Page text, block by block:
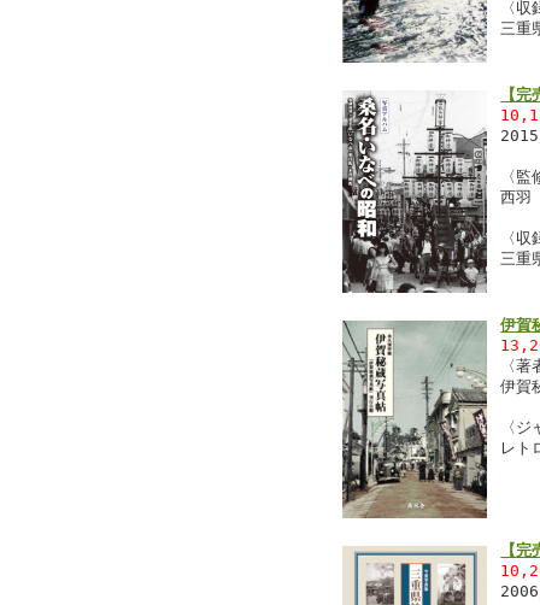
〈
三重
【
〈監
西羽
〈
三重
伊賀
〈
伊賀
〈
レト
【